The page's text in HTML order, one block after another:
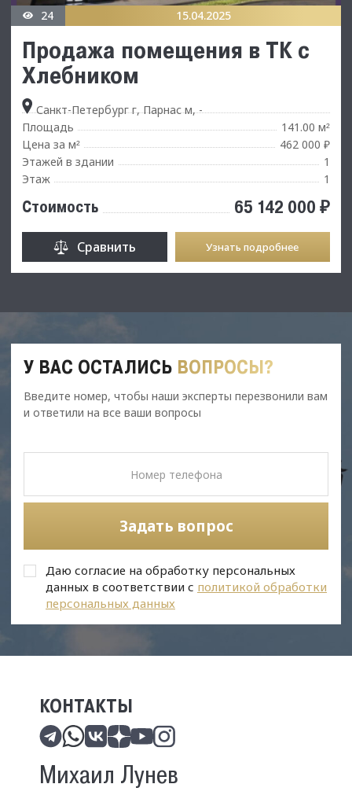
24 15.04.2025
Продажа помещения в ТК с
Хлебником
Санкт-Петербург г, Парнас м, -
Площадь
141.00 м²
Цена за м²
462 000 ₽
Этажей в здании
1
Этаж
1
Стоимость 65 142 000 ₽
Сравнить Узнать подробнее
У ВАС ОСТАЛИСЬ ВОПРОСЫ?
Введите номер, чтобы наши эксперты перезвонили вам
и ответили на все ваши вопросы
Задать вопрос
Даю согласие на обработку персональных
данных в соответствии с политикой обработки
персональных данных
КОНТАКТЫ
Михаил Лунев